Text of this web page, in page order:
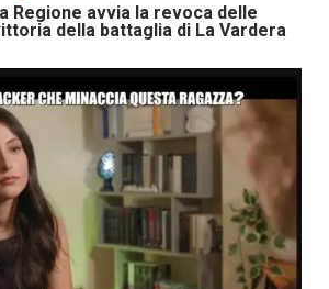
Regione avvia la revoca delle
della battaglia di La Vardera